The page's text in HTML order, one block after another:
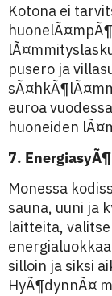
Kotona ei
pusero ja
euroa
huoneiden
7.
Monessa
sauna, uuni ja
laitteita,
silloin ja siksi
HyÃ¶dynnÃ¤